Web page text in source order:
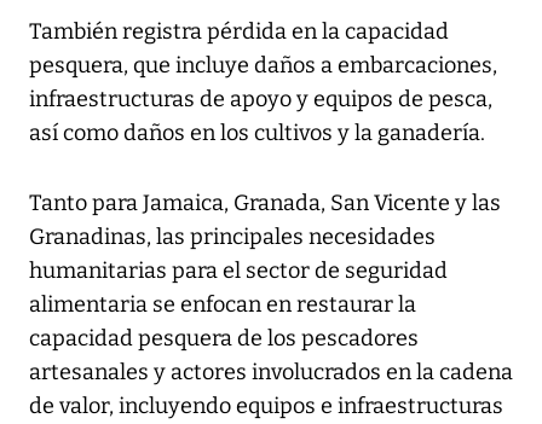
También registra pérdida en la capacidad
pesquera, que incluye daños a embarcaciones,
infraestructuras de apoyo y equipos de pesca,
así como daños en los cultivos y la ganadería.
Tanto para Jamaica, Granada, San Vicente y las
Granadinas, las principales necesidades
humanitarias para el sector de seguridad
alimentaria se enfocan en restaurar la
capacidad pesquera de los pescadores
artesanales y actores involucrados en la cadena
de valor, incluyendo equipos e infraestructuras